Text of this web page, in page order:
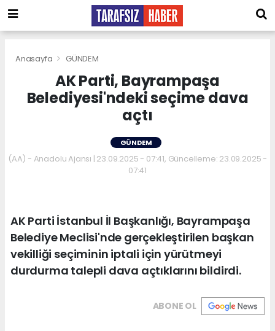
Anasayfa GÜNDEM
AK Parti, Bayrampaşa
Belediyesi'ndeki seçime dava
açtı
GÜNDEM
(AA) - Anadolu Ajansı | 23.09.2025 - 07:41, Güncelleme: 23.09.2025 -
07:41
AK Parti İstanbul İl Başkanlığı, Bayrampaşa
Belediye Meclisi'nde gerçekleştirilen başkan
vekilliği seçiminin iptali için yürütmeyi
durdurma talepli dava açtıklarını bildirdi.
ABONE OL